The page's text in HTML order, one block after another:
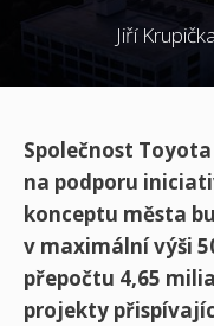
Jiří Krupička
Společnost
na podporu
konceptu města
v maximální výši
přepočtu 4,65
projekty